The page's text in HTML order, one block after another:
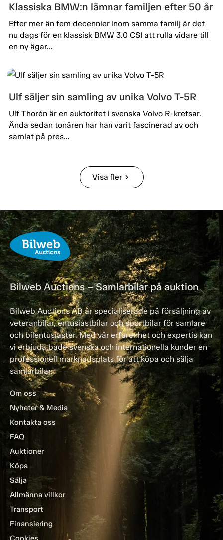
Klassiska BMW:n lämnar familjen efter 50 år
Efter mer än fem decennier inom samma familj är det
nu dags för en klassisk BMW 3.0 CSI att rulla vidare till
en ny ägar...
Ulf säljer sin samling av unika Volvo T-5R
Ulf Thorén är en auktoritet i svenska Volvo R-kretsar.
Ända sedan tonåren har han varit fascinerad av och
samlat på pres...
Visa flerchevron_right
Bilweb Auctions – Samlarbilar på auktion
Bilweb Auctions AB är specialiserade på försäljning av
veteranbilar, entusiastbilar och sportbilar för samlare
och bilentusiaster. Med vår erfarenhet och expertis kan
vi erbjuda både svenska och internationella kunder en
professionell marknadsplats för att köpa och sälja
samlarbilar.
Om oss
Nyheter & Media
Kontakta oss
FAQ
Auktioner
Köpa
Sälja
Allmänna villkor
Transport
Finansiering
Cookies